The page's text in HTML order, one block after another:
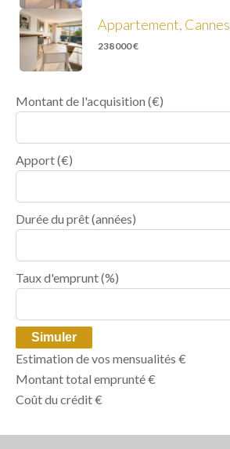
Appartement, Cannes
238 000 €
Montant de l'acquisition (€)
Apport(€)
Durée du prêt(années)
Taux d'emprunt(%)
Simuler
Estimation de vos mensualités €
Montant total emprunté€
Coût du crédit€